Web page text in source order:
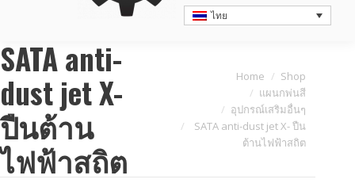
ไทย
SATA anti-
dust jet X-
ปืนต้าน
ไฟฟ้าสถิต
You are here:Home
Shop
แผนกพ่นสี
อุปกรณ์เสริมอื่นๆ
SATA anti-dust jet X- ปืน
ต้านไฟฟ้าสถิต